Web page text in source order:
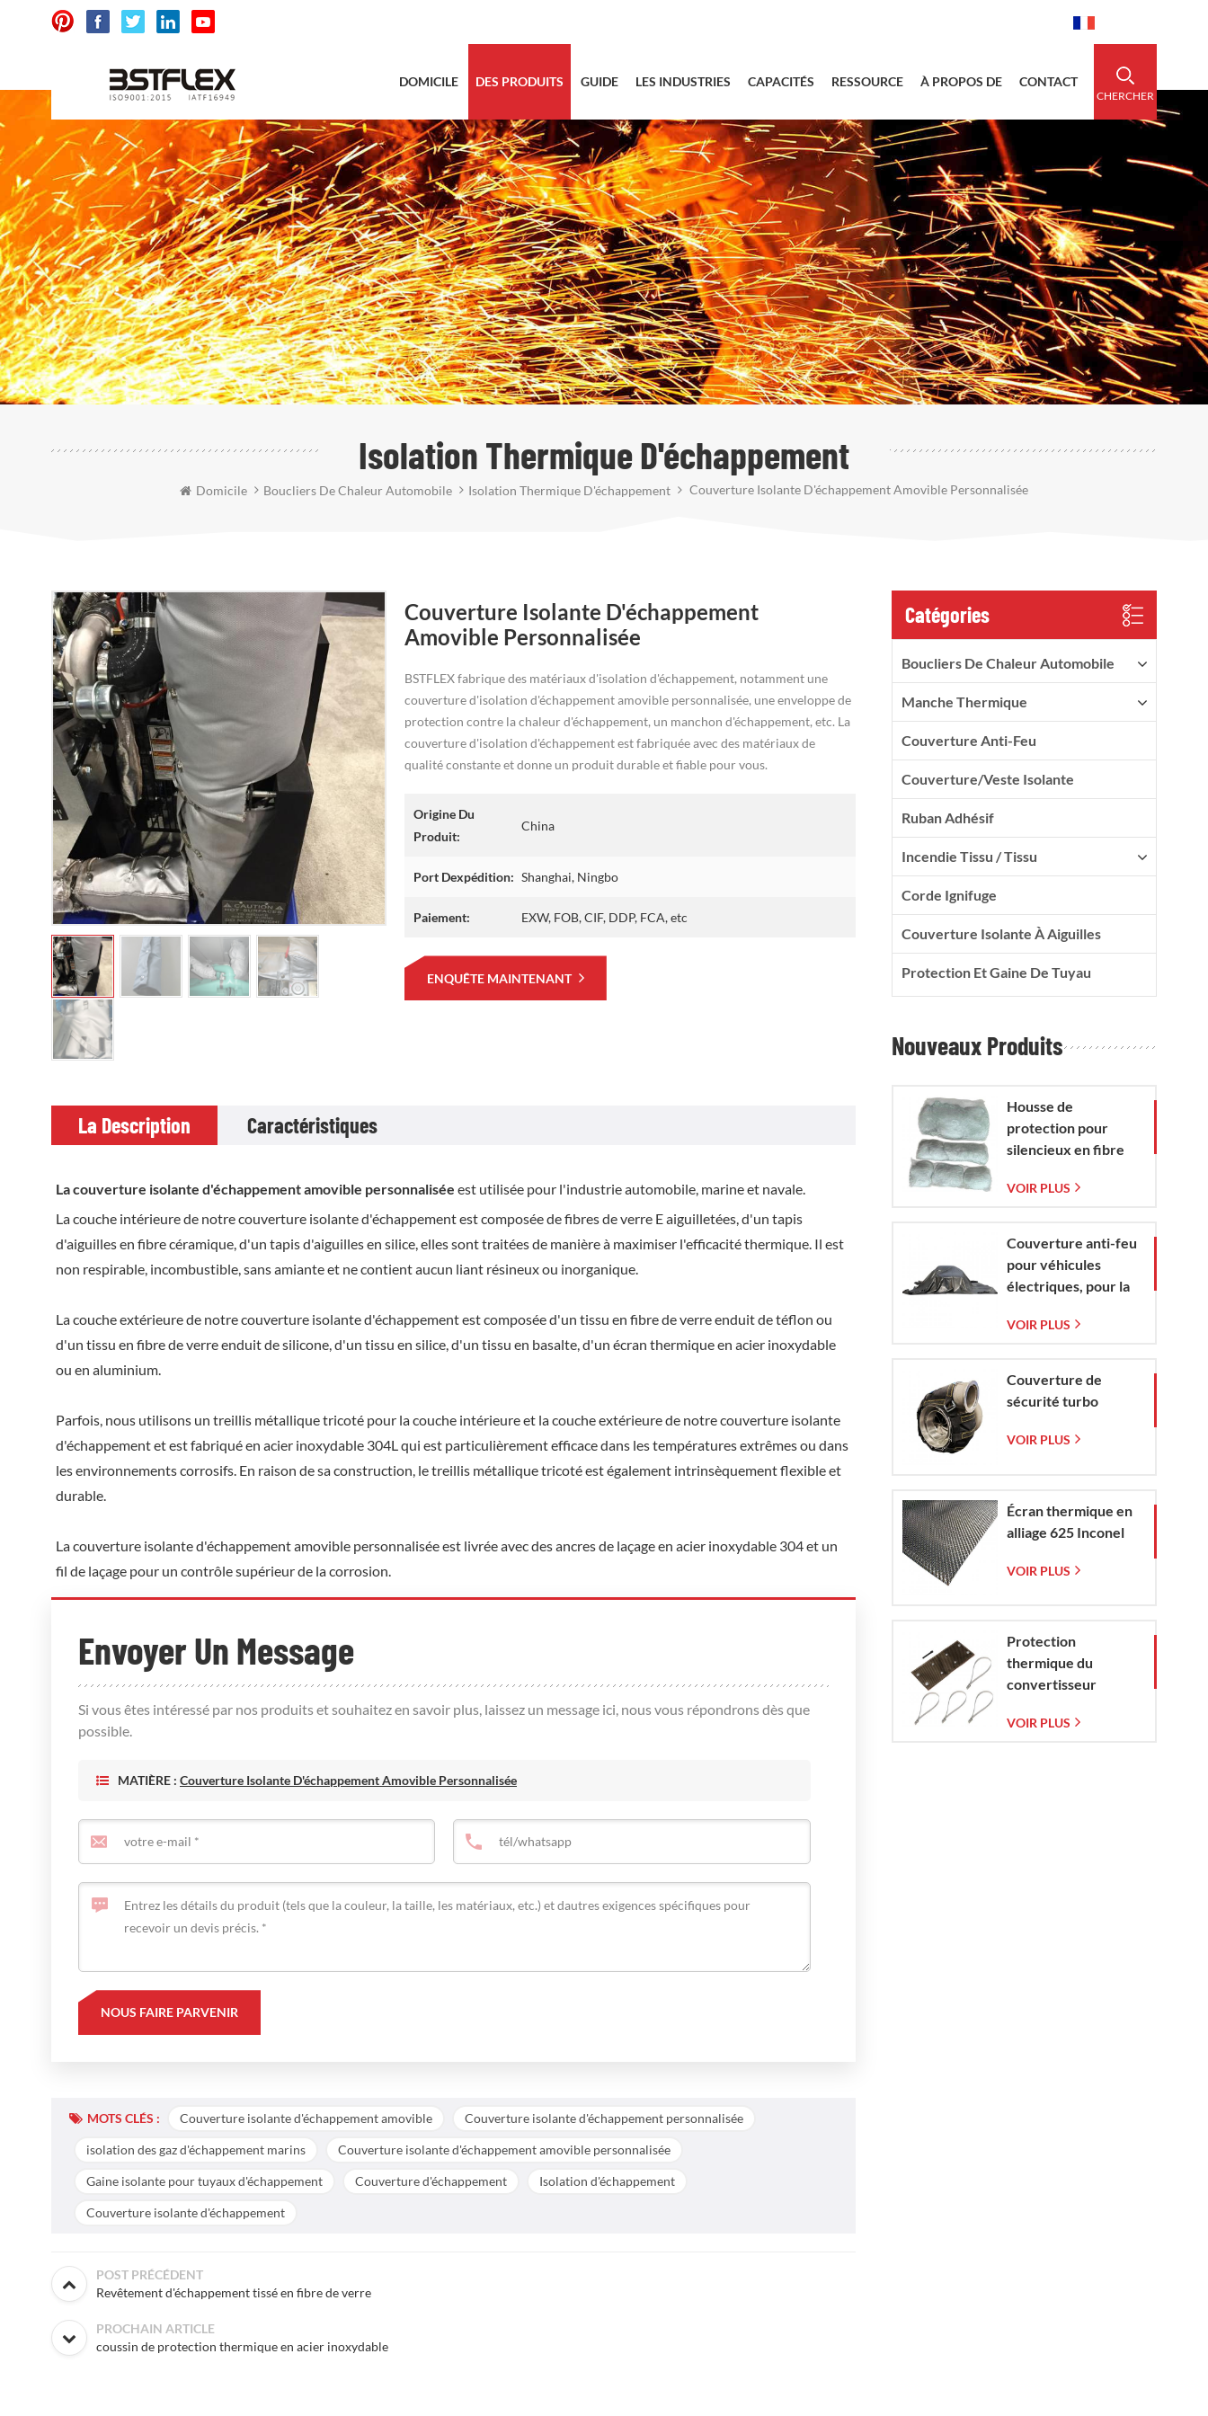
CHERCHER
DOMICILE DES PRODUITS GUIDE LES INDUSTRIES CAPACITÉS RESSOURCE À PROPOS DE CONTACT
Isolation Thermique D'échappement
Domicile Boucliers De Chaleur Automobile Isolation Thermique D'échappement Couverture Isolante D'échappement Amovible Personnalisée
Couverture Isolante D'échappement
Amovible Personnalisée
BSTFLEX fabrique des matériaux d'isolation d'échappement, notamment une
couverture d'isolation d'échappement amovible personnalisée, une enveloppe de
protection contre la chaleur d'échappement, un manchon d'échappement, etc. La
couverture d'isolation d'échappement est fabriquée avec des matériaux de
qualité constante et donne un produit durable et fiable pour vous.
Origine Du
Produit:
China
Port Dexpédition: Shanghai, Ningbo
Paiement: EXW, FOB, CIF, DDP, FCA, etc
ENQUÊTE MAINTENANT
La Description Caractéristiques
La couverture isolante d'échappement amovible personnalisée est utilisée pour l'industrie automobile, marine et navale.
La couche intérieure de notre couverture isolante d'échappement est composée de fibres de verre E aiguilletées, d'un tapis
d'aiguilles en fibre céramique, d'un tapis d'aiguilles en silice, elles sont traitées de manière à maximiser l'efficacité thermique. Il est
non respirable, incombustible, sans amiante et ne contient aucun liant résineux ou inorganique.
La couche extérieure de notre couverture isolante d'échappement est composée d'un tissu en fibre de verre enduit de téflon ou
d'un tissu en fibre de verre enduit de silicone, d'un tissu en silice, d'un tissu en basalte, d'un écran thermique en acier inoxydable
ou en aluminium.
Parfois, nous utilisons un treillis métallique tricoté pour la couche intérieure et la couche extérieure de notre couverture isolante
d'échappement et est fabriqué en acier inoxydable 304L qui est particulièrement efficace dans les températures extrêmes ou dans
les environnements corrosifs. En raison de sa construction, le treillis métallique tricoté est également intrinsèquement flexible et
durable.
La couverture isolante d'échappement amovible personnalisée est livrée avec des ancres de laçage en acier inoxydable 304 et un
fil de laçage pour un contrôle supérieur de la corrosion.
Envoyer Un Message
Si vous êtes intéressé par nos produits et souhaitez en savoir plus, laissez un message ici, nous vous répondrons dès que
possible.
MATIÈRE : Couverture Isolante D'échappement Amovible Personnalisée
MOTS CLÉS : Couverture isolante d'échappement amovible Couverture isolante d'échappement personnalisée
isolation des gaz d'échappement marins Couverture isolante d'échappement amovible personnalisée
Gaine isolante pour tuyaux d'échappement Couverture d'échappement Isolation d'échappement
Couverture isolante d'échappement
POST PRÉCÉDENT
Revêtement d'échappement tissé en fibre de verre
PROCHAIN ARTICLE
coussin de protection thermique en acier inoxydable
Catégories
Boucliers De Chaleur Automobile
Manche Thermique
Couverture Anti-Feu
Couverture/veste Isolante
Ruban Adhésif
Incendie Tissu / Tissu
Corde Ignifuge
Couverture Isolante À Aiguilles
Protection Et Gaine De Tuyau
Nouveaux Produits
Housse de
protection pour
silencieux en fibre
maille de verre
VOIR PLUS
Couverture anti-feu
pour véhicules
électriques, pour la
les incendies de
électriques et de
voitures en situation
VOIR PLUS
Couverture de
sécurité turbo
VOIR PLUS
Écran thermique en
alliage 625 Inconel
VOIR PLUS
Protection
thermique du
convertisseur
Corvette C7 (2014-
VOIR PLUS